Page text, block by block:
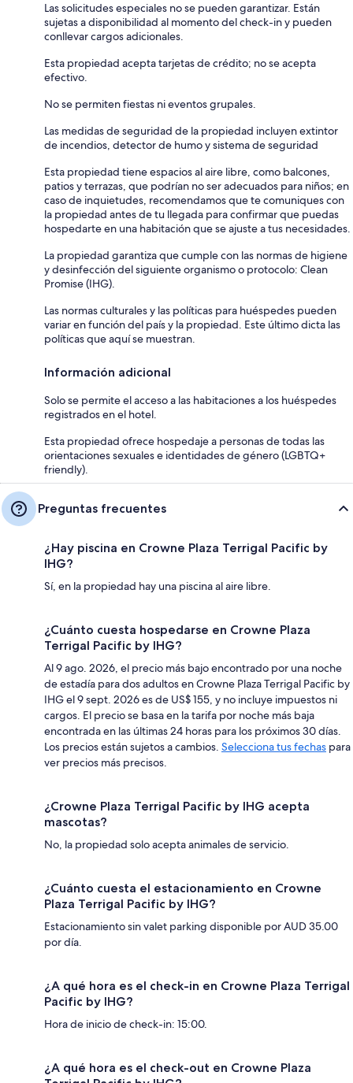
Las solicitudes especiales no se pueden garantizar. Están
sujetas a disponibilidad al momento del check-in y pueden
conllevar cargos adicionales.
Esta propiedad acepta tarjetas de crédito; no se acepta
efectivo.
No se permiten fiestas ni eventos grupales.
Las medidas de seguridad de la propiedad incluyen extintor
de incendios, detector de humo y sistema de seguridad
Esta propiedad tiene espacios al aire libre, como balcones,
patios y terrazas, que podrían no ser adecuados para niños; en
caso de inquietudes, recomendamos que te comuniques con
la propiedad antes de tu llegada para confirmar que puedas
hospedarte en una habitación que se ajuste a tus necesidades.
La propiedad garantiza que cumple con las normas de higiene
y desinfección del siguiente organismo o protocolo: Clean
Promise (IHG).
Las normas culturales y las políticas para huéspedes pueden
variar en función del país y la propiedad. Este último dicta las
políticas que aquí se muestran.
Información adicional
Solo se permite el acceso a las habitaciones a los huéspedes
registrados en el hotel.
Esta propiedad ofrece hospedaje a personas de todas las
orientaciones sexuales e identidades de género (LGBTQ+
friendly).
Preguntas frecuentes
¿Hay piscina en Crowne Plaza Terrigal Pacific by
IHG?
Sí, en la propiedad hay una piscina al aire libre.
¿Cuánto cuesta hospedarse en Crowne Plaza
Terrigal Pacific by IHG?
Al 9 ago. 2026, el precio más bajo encontrado por una noche
de estadía para dos adultos en Crowne Plaza Terrigal Pacific by
IHG el 9 sept. 2026 es de US$ 155, y no incluye impuestos ni
cargos. El precio se basa en la tarifa por noche más baja
encontrada en las últimas 24 horas para los próximos 30 días.
Los precios están sujetos a cambios. Selecciona tus fechas para
ver precios más precisos.
¿Crowne Plaza Terrigal Pacific by IHG acepta
mascotas?
No, la propiedad solo acepta animales de servicio.
¿Cuánto cuesta el estacionamiento en Crowne
Plaza Terrigal Pacific by IHG?
Estacionamiento sin valet parking disponible por AUD 35.00
por día.
¿A qué hora es el check-in en Crowne Plaza Terrigal
Pacific by IHG?
Hora de inicio de check-in: 15:00.
¿A qué hora es el check-out en Crowne Plaza